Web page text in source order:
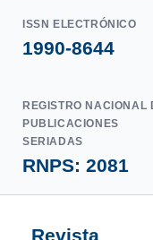
ISSN ELECTRÓNICO
1990-8644
REGISTRO NACIONAL
PUBLICACIONES
SERIADAS
RNPS: 2081
Revista